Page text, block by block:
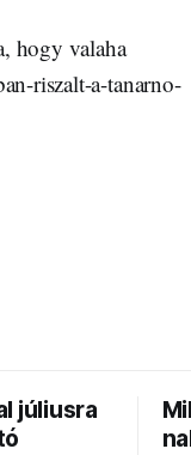
hogy valaha
riszalt-a-tanarno-
júliusra